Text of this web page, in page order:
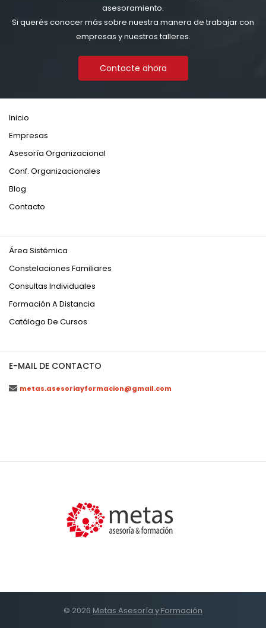
asesoramiento.
Si querés conocer más sobre nuestra manera de trabajar con
empresas y nuestros talleres.
Contacte ahora
Inicio
Empresas
Asesoría Organizacional
Conf. Organizacionales
Blog
Contacto
Área Sistémica
Constelaciones Familiares
Consultas Individuales
Formación A Distancia
Catálogo De Cursos
E-MAIL DE CONTACTO
metas.asesoriayformacion@gmail.com
© 2026 Metas Asesoría y Formación